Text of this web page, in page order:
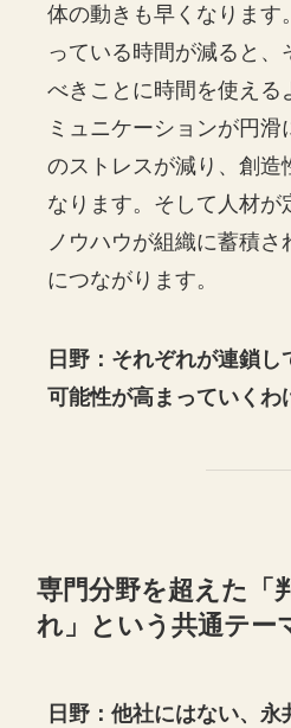
体の動きも早くなります
っている時間が減ると、
べきことに時間を使える
ミュニケーションが円
のストレスが減り、創造
なります。そして人材が
ノウハウが組織に蓄積
につながります。
日野：それぞれが連鎖
可能性が高まっていくわ
専門分野を超えた「
れ」という共通テー
日野：他社にはない、